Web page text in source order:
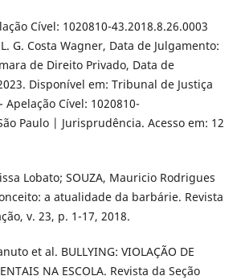
Cível: 1020810-43.2018.8.26.0003
G. Costa Wagner, Data de Julgamento:
de Direito Privado, Data de
Disponível em: Tribunal de Justiça
Apelação Cível: 1020810-
Paulo | Jurisprudência. Acesso em: 12
Lobato; SOUZA, Mauricio Rodrigues
a atualidade da barbárie. Revista
v. 23, p. 1-17, 2018.
et al. BULLYING: VIOLAÇÃO DE
NA ESCOLA. Revista da Seção